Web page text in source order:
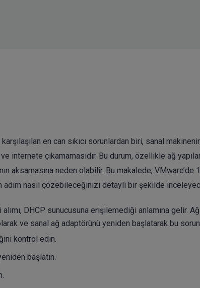
en can sıkıcı sorunlardan biri, sanal
internete çıkamamasıdır. Bu durum, özellikle ağ
aksamasına neden olabilir. Bu makalede,
adım nasıl çözebileceğinizi detaylı bir şekilde
DHCP sunucusuna erişilemediği anlamına gelir.
ve sanal ağ adaptörünü yeniden başlatarak bu
kontrol edin.
başlatın.